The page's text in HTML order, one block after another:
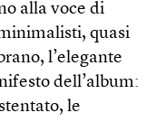
alla voce di
quasi
l’elegante
dell’album:
le